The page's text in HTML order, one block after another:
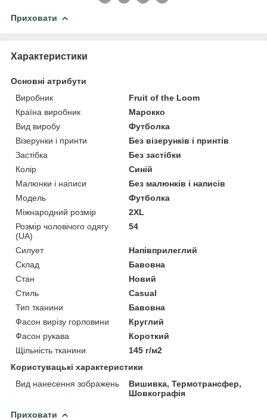
Приховати
Характеристики
Основні атрибути
Виробник
Fruit of the Loom
Країна виробник
Марокко
Вид виробу
Футболка
Візерунки і принти
Без візерунків і принтів
Застібка
Без застібки
Колір
Синій
Малюнки і написи
Без малюнків і написів
Модель
Футболка
Міжнародний розмір
2XL
Розмір чоловічого одягу
(UA)
54
Силует
Напівприлеглий
Склад
Бавовна
Стан
Новий
Стиль
Casual
Тип тканини
Бавовна
Фасон вирізу горловини
Круглий
Фасон рукава
Короткий
Щільність тканини
145 г/м2
Користувацькі характеристики
Вид нанесення зображень
Вишивка, Термотрансфер,
Шовкографія
Приховати